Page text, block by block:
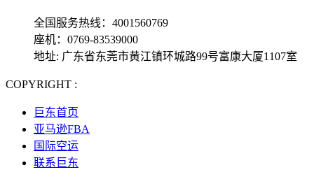
全国服务热线：4001560769
座机：0769-83539000
地址: 广东省东莞市黄江镇环城路99号富康大厦1107室
COPYRIGHT :
巨东首页
亚马逊FBA
国际空运
联系巨东